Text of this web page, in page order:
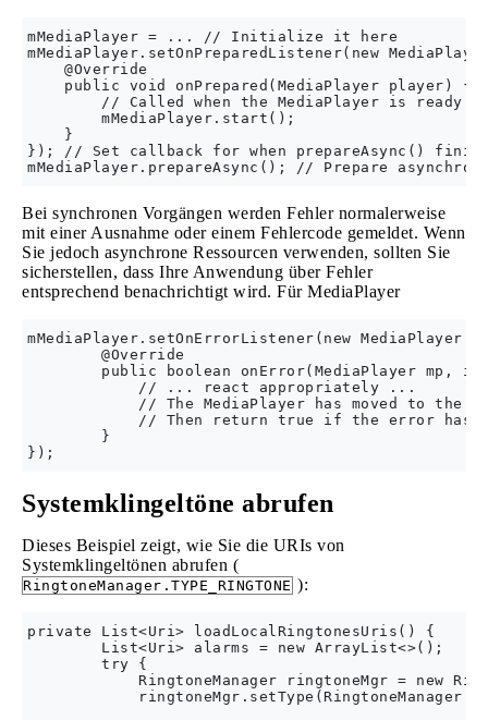
mMediaPlayer = ... // Initialize it here
mMediaPlayer.setOnPreparedListener(new
    @Override
    public void onPrepared(MediaPlayer player) {
// Called when the MediaPlayer is ready
        mMediaPlayer.start();
    }
}); // Set callback for when prepareAsync()
Bei synchronen Vorgängen werden Fehler normalerweise
mit einer Ausnahme oder einem Fehlercode gemeldet. Wenn
Sie jedoch asynchrone Ressourcen verwenden, sollten Sie
sicherstellen, dass Ihre Anwendung über Fehler
entsprechend benachrichtigt wird. Für MediaPlayer
mMediaPlayer.setOnErrorListener(new
        @Override
public boolean onError(MediaPlayer mp,
            // ... react appropriately ...
// The MediaPlayer has moved to the
// Then return true if the error has
        }
Systemklingeltöne abrufen
Dieses Beispiel zeigt, wie Sie die URIs von
Systemklingeltönen abrufen (
RingtoneManager.TYPE_RINGTONE ):
private List<Uri> loadLocalRingtonesUris() {
        List<Uri> alarms = new ArrayList<>();
        try {
RingtoneManager ringtoneMgr = new